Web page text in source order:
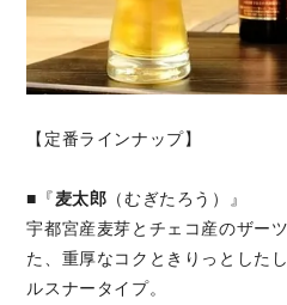
【定番ラインナップ】
■『麦太郎 （むぎたろう）』
宇都宮産麦芽とチェコ産のザー
た、重厚なコクときりっとした
ルスナータイプ。